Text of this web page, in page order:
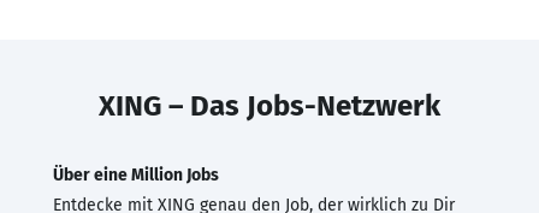
XING – Das Jobs-Netzwerk
Über eine Million Jobs
Entdecke mit XING genau den Job, der wirklich zu Dir